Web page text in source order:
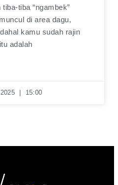
tiba “ngambek”
di area dagu,
kamu sudah rajin
adalah
15:00